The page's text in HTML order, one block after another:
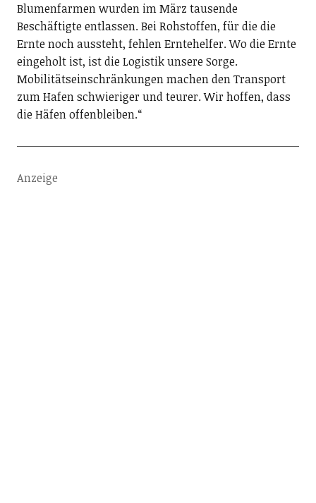
Blumenfarmen wurden im März tausende
Beschäftigte entlassen. Bei Rohstoffen, für die die
Ernte noch aussteht, fehlen Erntehelfer. Wo die Ernte
eingeholt ist, ist die Logistik unsere Sorge.
Mobilitätseinschränkungen machen den Transport
zum Hafen schwieriger und teurer. Wir hoffen, dass
die Häfen offenbleiben.“
Anzeige